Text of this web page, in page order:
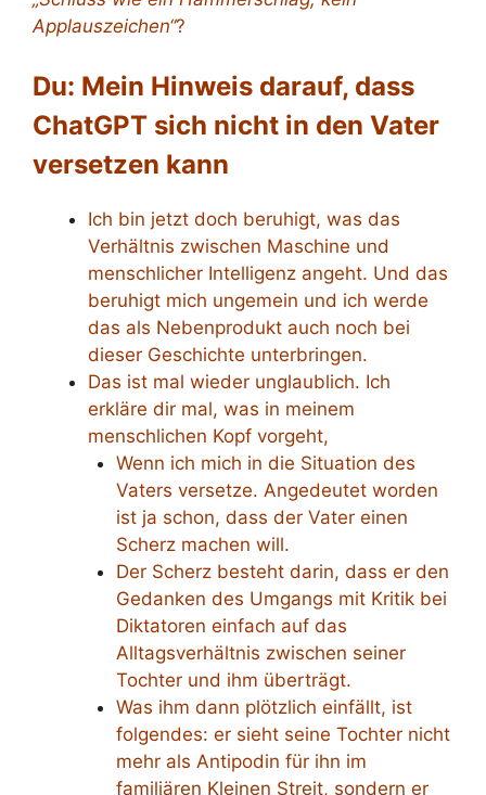
Applauszeichen“?
Du: Mein Hinweis darauf, dass
ChatGPT sich nicht in den Vater
versetzen kann
Ich bin jetzt doch beruhigt, was das
Verhältnis zwischen Maschine und
menschlicher Intelligenz angeht. Und das
beruhigt mich ungemein und ich werde
das als Nebenprodukt auch noch bei
dieser Geschichte unterbringen.
Das ist mal wieder unglaublich. Ich
erkläre dir mal, was in meinem
menschlichen Kopf vorgeht,
Wenn ich mich in die Situation des
Vaters versetze. Angedeutet worden
ist ja schon, dass der Vater einen
Scherz machen will.
Der Scherz besteht darin, dass er den
Gedanken des Umgangs mit Kritik bei
Diktatoren einfach auf das
Alltagsverhältnis zwischen seiner
Tochter und ihm überträgt.
Was ihm dann plötzlich einfällt, ist
folgendes: er sieht seine Tochter nicht
mehr als Antipodin für ihn im
familiären Kleinen Streit, sondern er